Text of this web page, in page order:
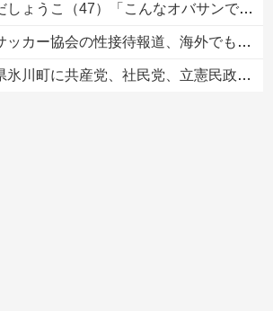
ょうこ（47）「こんなオバサンでいいの…？」
でも大騒ぎに・・・2002年W杯4強の記録取り消しの声も」→「マジで国の恥だ」「2002年まで疑う価値...
党、社民党、立憲民政党等の左派の救援は影すら見えず。住民苦言